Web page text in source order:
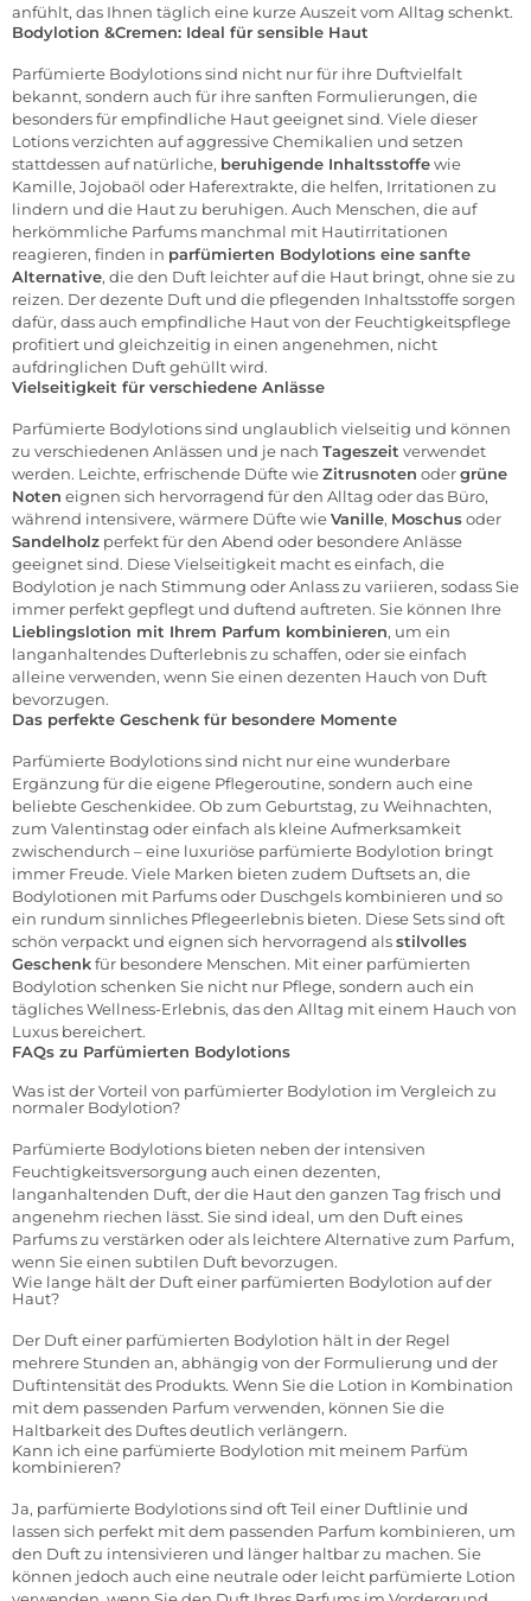
anfühlt, das Ihnen täglich eine kurze Auszeit vom Alltag schenkt.
Bodylotion &Cremen: Ideal für sensible Haut
Parfümierte Bodylotions sind nicht nur für ihre Duftvielfalt
bekannt, sondern auch für ihre sanften Formulierungen, die
besonders für empfindliche Haut geeignet sind. Viele dieser
Lotions verzichten auf aggressive Chemikalien und setzen
stattdessen auf natürliche, beruhigende Inhaltsstoffewie
Kamille, Jojobaöl oder Haferextrakte, die helfen, Irritationen zu
lindern und die Haut zu beruhigen. Auch Menschen, die auf
herkömmliche Parfums manchmal mit Hautirritationen
reagieren, finden in parfümierten Bodylotions eine sanfte
Alternative, die den Duft leichter auf die Haut bringt, ohne sie zu
reizen. Der dezente Duft und die pflegenden Inhaltsstoffe sorgen
dafür, dass auch empfindliche Haut von der Feuchtigkeitspflege
profitiert und gleichzeitig in einen angenehmen, nicht
aufdringlichen Duft gehüllt wird.
Vielseitigkeit für verschiedene Anlässe
Parfümierte Bodylotions sind unglaublich vielseitig und können
zu verschiedenen Anlässen und je nach Tageszeit verwendet
werden. Leichte, erfrischende Düfte wieZitrusnoten odergrüne
Noten eignen sich hervorragend für den Alltag oder das Büro,
während intensivere, wärmere Düfte wieVanille, Moschusoder
Sandelholz perfekt für den Abend oder besondere Anlässe
geeignet sind. Diese Vielseitigkeit macht es einfach, die
Bodylotion je nach Stimmung oder Anlass zu variieren, sodass Sie
immer perfekt gepflegt und duftend auftreten. Sie können Ihre
Lieblingslotion mit Ihrem Parfum kombinieren, um ein
langanhaltendes Dufterlebnis zu schaffen, oder sie einfach
alleine verwenden, wenn Sie einen dezenten Hauch von Duft
bevorzugen.
Das perfekte Geschenk für besondere Momente
Parfümierte Bodylotions sind nicht nur eine wunderbare
Ergänzung für die eigene Pflegeroutine, sondern auch eine
beliebte Geschenkidee. Ob zum Geburtstag, zu Weihnachten,
zum Valentinstag oder einfach als kleine Aufmerksamkeit
zwischendurch – eine luxuriöse parfümierte Bodylotion bringt
immer Freude. Viele Marken bieten zudem Duftsets an, die
Bodylotionen mit Parfums oder Duschgels kombinieren und so
ein rundum sinnliches Pflegeerlebnis bieten. Diese Sets sind oft
schön verpackt und eignen sich hervorragend alsstilvolles
Geschenkfür besondere Menschen. Mit einer parfümierten
Bodylotion schenken Sie nicht nur Pflege, sondern auch ein
tägliches Wellness-Erlebnis, das den Alltag mit einem Hauch von
Luxus bereichert.
FAQs zu Parfümierten Bodylotions
Was ist der Vorteil von parfümierter Bodylotion im Vergleich zu
normaler Bodylotion?
Parfümierte Bodylotions bieten neben der intensiven
Feuchtigkeitsversorgung auch einen dezenten,
langanhaltenden Duft, der die Haut den ganzen Tag frisch und
angenehm riechen lässt. Sie sind ideal, um den Duft eines
Parfums zu verstärken oder als leichtere Alternative zum Parfum,
wenn Sie einen subtilen Duft bevorzugen.
Wie lange hält der Duft einer parfümierten Bodylotion auf der
Haut?
Der Duft einer parfümierten Bodylotion hält in der Regel
mehrere Stunden an, abhängig von der Formulierung und der
Duftintensität des Produkts. Wenn Sie die Lotion in Kombination
mit dem passenden Parfum verwenden, können Sie die
Haltbarkeit des Duftes deutlich verlängern.
Kann ich eine parfümierte Bodylotion mit meinem Parfüm
kombinieren?
Ja, parfümierte Bodylotions sind oft Teil einer Duftlinie und
lassen sich perfekt mit dem passenden Parfum kombinieren, um
den Duft zu intensivieren und länger haltbar zu machen. Sie
können jedoch auch eine neutrale oder leicht parfümierte Lotion